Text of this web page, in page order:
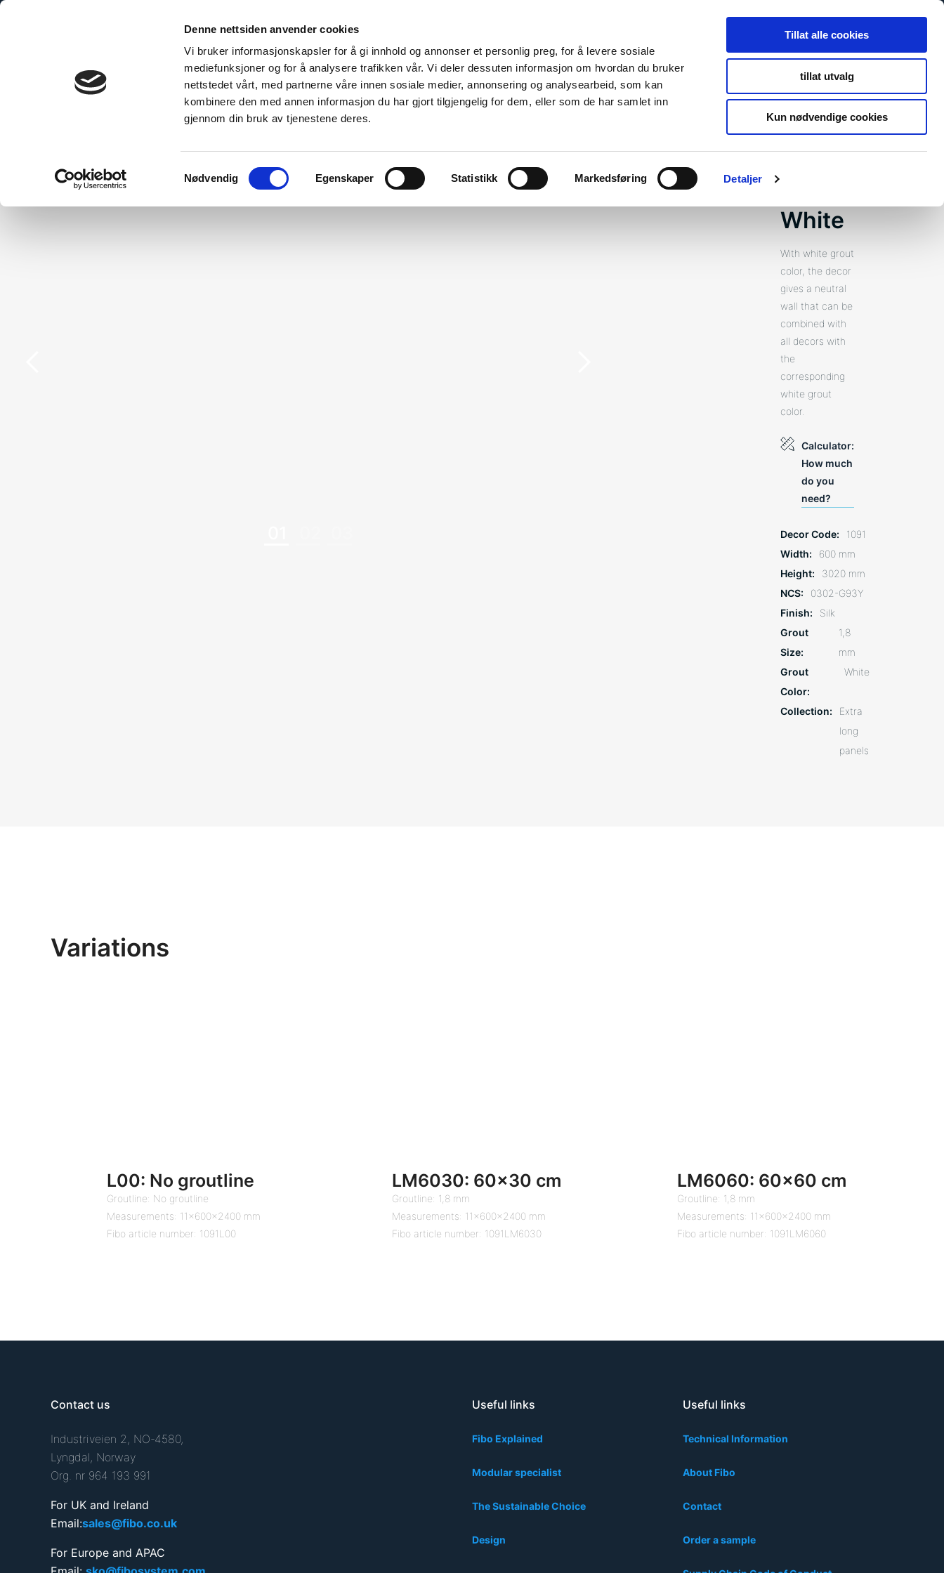
Denne nettsiden anvender cookies
Vi bruker informasjonskapsler for å gi innhold og annonser et personlig preg, for å levere sosiale
mediefunksjoner og for å analysere trafikken vår. Vi deler dessuten informasjon om hvordan du bruker
nettstedet vårt, med partnerne våre innen sosiale medier, annonsering og analysearbeid, som kan
kombinere den med annen informasjon du har gjort tilgjengelig for dem, eller som de har samlet inn
gjennom din bruk av tjenestene deres.
Samtykkevalg
Nødvendig Egenskaper Statistikk Markedsføring Detaljer
Tillat alle cookies
tillat utvalg
Kun nødvendige cookies
Made for modular
The Sustainable Choice Technical Information Modular Specialists Design Vito For Dry Rooms Newsroom
Search
White
With white grout
color, the decor
gives a neutral
wall that can be
combined with
all decors with
the
corresponding
white grout
color.
Calculator:
How much
do you
need?
Decor Code
1091
Width
600 mm
Height
3020 mm
NCS
0302-G93Y
Finish
Silk
Grout
Size
1,8
mm
Grout
Color
White
Collection
Extra
long
panels
Variations
L00: No groutline
Groutline: No groutline
Measurements: 11x600x2400 mm
Fibo article number: 1091L00
LM6030: 60×30 cm
Groutline: 1,8 mm
Measurements: 11x600x2400 mm
Fibo article number: 1091LM6030
LM6060: 60×60 cm
Groutline: 1,8 mm
Measurements: 11x600x2400 mm
Fibo article number: 1091LM6060
Contact us
Industriveien 2, NO-4580,
Lyngdal, Norway
Org. nr 964 193 991
For UK and Ireland
Email:sales@fibo.co.uk
For Europe and APAC
Useful links
Fibo Explained
Modular specialist
The Sustainable Choice
Design
Useful links
Technical Information
About Fibo
Contact
Order a sample